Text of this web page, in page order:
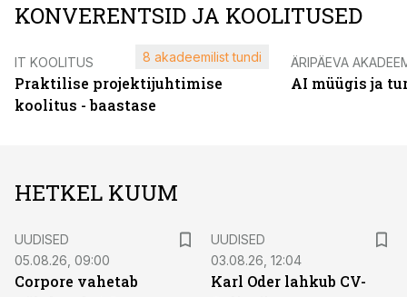
KONVERENTSID JA KOOLITUSED
IT KOOLITUS
Praktilise projektijuhtimise
koolitus - baastase
8 akadeemilist tundi ÄRIPÄEVA
AI müügis ja
HETKEL KUUM
UUDISED
05.08.26, 09:00
Corpore vahetab
UUDISED
03.08.26, 12:04
Karl Oder lahkub CV-